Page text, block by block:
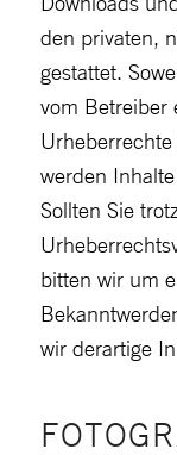
den privaten,
gestattet.
vom Betreiber
werden
Sollten Sie
bitten wir um
wir derartige